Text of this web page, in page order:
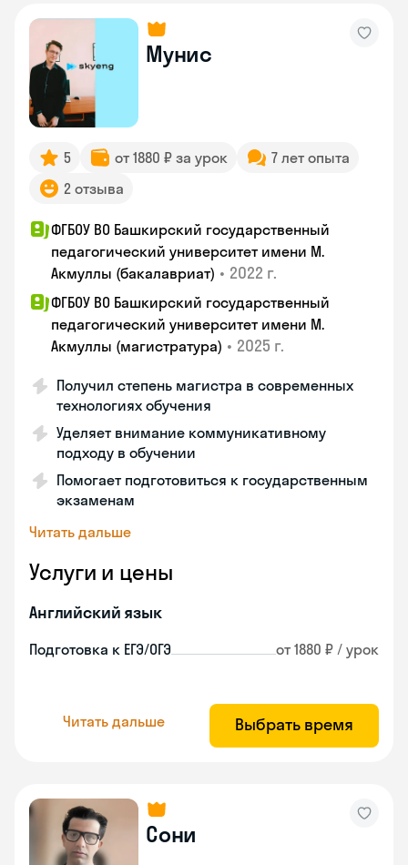
Мунис
5 от 1880 ₽ за урок
7 лет опыта
2 отзыва
ФГБОУ ВО Башкирский государственный
педагогический университет имени М.
Акмуллы (бакалавриат) • 2022 г.
ФГБОУ ВО Башкирский государственный
педагогический университет имени М.
Акмуллы (магистратура) • 2025 г.
Получил степень магистра в современных
технологиях обучения
Уделяет внимание коммуникативному
подходу в обучении
Помогает подготовиться к государственным
экзаменам
Читать дальше
Услуги и цены
Английский язык
Подготовка к ЕГЭ/ОГЭ от 1880 ₽ / урок
Читать дальше Выбрать время
Сони